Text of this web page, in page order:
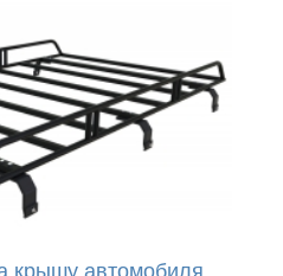
крышу автомобиля